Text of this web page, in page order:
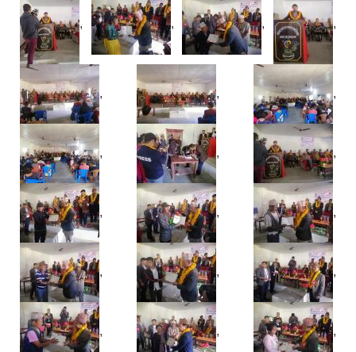
, , , ,
, , ,
, , ,
, , ,
, , ,
, , ,